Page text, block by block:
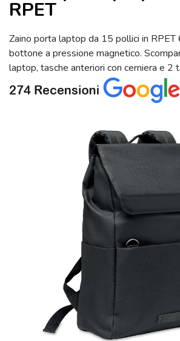
RPET
Zaino porta laptop da 15 pollici in
bottone a pressione magnetico.
laptop, tasche anteriori con cerniera e 2